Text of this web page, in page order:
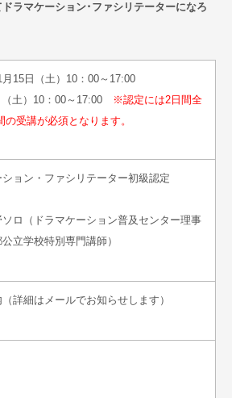
ラマケーション･ファシリテーターになろ
月15日（土）10：00～17:00
（土）10：00～17:00
※認定には2日間全
の受講が必須となります。
ション・ファシリテーター初級認定
ロ（ドラマケーション普及センター理事
立学校特別専門講師）
詳細はメールでお知らせします）